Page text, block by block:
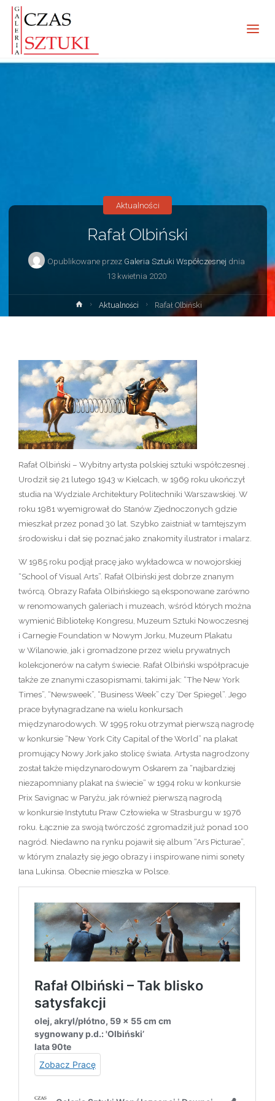
Rafał Olbiński
Opublikowane przez Galeria Sztuki Współczesnej dnia
13 kwietnia 2020
Aktualności
Strona
główna
Aktualności Rafał Olbiński
Rafał Olbiński – Wybitny artysta polskiej sztuki współczesnej .
Urodził się 21 lutego 1943 w Kielcach, w 1969 roku ukończył
studia na Wydziale Architektury Politechniki Warszawskiej. W
roku 1981 wyemigrował do Stanów Zjednoczonych gdzie
mieszkał przez ponad 30 lat. Szybko zaistniał w tamtejszym
środowisku i dał się poznać jako znakomity ilustrator i malarz.
W 1985 roku podjął pracę jako wykładowca w nowojorskiej
“School of Visual Arts”. Rafał Olbiński jest dobrze znanym
twórcą. Obrazy Rafała Olbińskiego są eksponowane zarówno
w renomowanych galeriach i muzeach, wśród których można
wymienić Bibliotekę Kongresu, Muzeum Sztuki Nowoczesnej
i Carnegie Foundation w Nowym Jorku, Muzeum Plakatu
w Wilanowie, jak i gromadzone przez wielu prywatnych
kolekcjonerów na całym świecie. Rafał Olbiński współpracuje
także ze znanymi czasopismami, takimi jak: “The New York
Times”, “Newsweek”, “Business Week” czy ‘Der Spiegel”. Jego
prace byłynagradzane na wielu konkursach
międzynarodowych. W 1995 roku otrzymał pierwszą nagrodę
w konkursie “New York City Capital of the World” na plakat
promujący Nowy Jork jako stolicę świata. Artysta nagrodzony
został także międzynarodowym Oskarem za “najbardziej
niezapomniany plakat na świecie” w 1994 roku w konkursie
Prix Savignac w Paryżu, jak również pierwszą nagrodą
w konkursie Instytutu Praw Człowieka w Strasburgu w 1976
roku. Łącznie za swoją twórczość zgromadził już ponad 100
nagród. Niedawno na rynku pojawił się album “Ars Picturae”,
w którym znalazły się jego obrazy i inspirowane nimi sonety
Iana Lukinsa. Obecnie mieszka w Polsce.